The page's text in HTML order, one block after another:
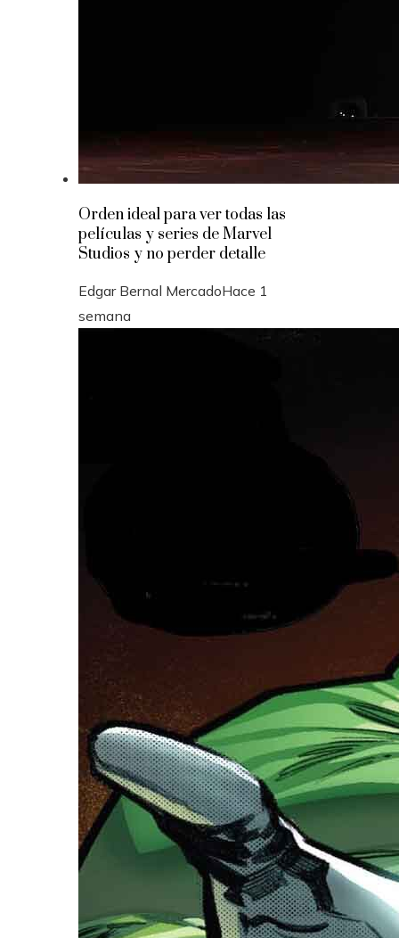
Orden ideal para ver todas las
películas y series de Marvel
Studios y no perder detalle
Edgar Bernal MercadoHace 1
semana